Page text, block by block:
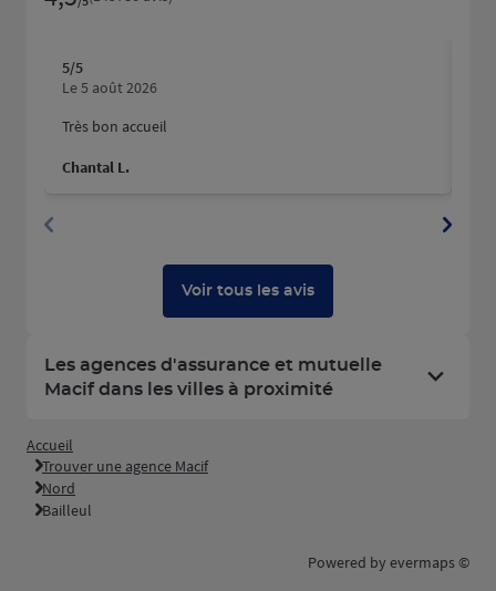
5/5
Le 5 août 2026
Très bon accueil
Chantal L.
Voir tous les avis
Les agences d'assurance et mutuelle
Macif dans les villes à proximité
Accueil
Trouver une agence Macif
Nord
Bailleul
Powered by evermaps ©